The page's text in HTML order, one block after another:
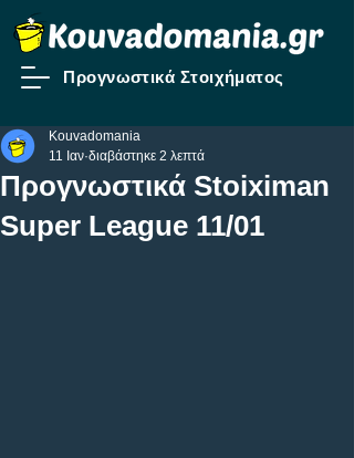
Προγνωστικά Στοιχήματος
Προγνωστικά Stoiximan
Super League 11/01
Kouvadomania
11 Ιαν διαβάστηκε 2 λεπτά